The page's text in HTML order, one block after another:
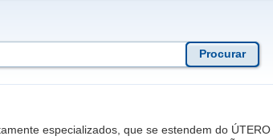
especializados, que se estendem do